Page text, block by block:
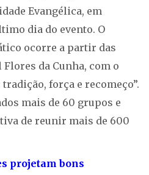
Evangélica, em
dia do evento. O
ocorre a partir das
Flores da Cunha, com o
força e recomeço”.
mais de 60 grupos e
de reunir mais de 600
projetam bons